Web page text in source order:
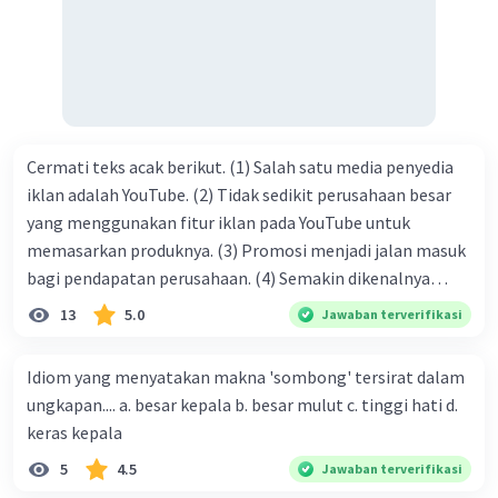
Cermati teks acak berikut. (1) Salah satu media penyedia
iklan adalah YouTube. (2) Tidak sedikit perusahaan besar
yang menggunakan fitur iklan pada YouTube untuk
memasarkan produknya. (3) Promosi menjadi jalan masuk
bagi pendapatan perusahaan. (4) Semakin dikenalnya
suatu produk oleh konsumen, semakin besar pula peluang
perusahaan kepada konsumen. Urutan yang tepat agar
menjadi teks eksposisi yang padu adalah .... A. (1)-(2)-(3)-
(4)-(5) B. (2)-(1)-(3)-(4)-(5) C. (3)-(1)-(2)-(5)-(4) D. (3)-(5)-
(4)-(1)-(2) E. (5)-(1)-(3)-(4)-(2)
13 5.0 Jawaban terverifikasi
Idiom yang menyatakan makna 'sombong' tersirat dalam
ungkapan.... a. besar kepala b. besar mulut c. tinggi hati d.
keras kepala
5 4.5 Jawaban terverifikasi